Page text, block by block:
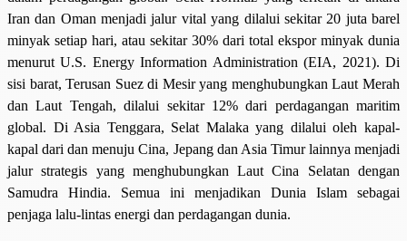
Iran dan Oman menjadi jalur vital yang dilalui sekitar 20 juta barel
minyak setiap hari, atau sekitar 30% dari total ekspor minyak dunia
menurut U.S. Energy Information Administration (EIA, 2021). Di
sisi barat, Terusan Suez di Mesir yang menghubungkan Laut Merah
dan Laut Tengah, dilalui sekitar 12% dari perdagangan maritim
global. Di Asia Tenggara, Selat Malaka yang dilalui oleh kapal-
kapal dari dan menuju Cina, Jepang dan Asia Timur lainnya menjadi
jalur strategis yang menghubungkan Laut Cina Selatan dengan
Samudra Hindia. Semua ini menjadikan Dunia Islam sebagai
penjaga lalu-lintas energi dan perdagangan dunia.